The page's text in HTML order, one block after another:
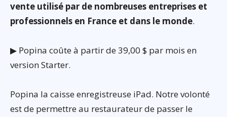
vente utilisé par de nombreuses entreprises et
professionnels en France et dans le monde.
▶ Popina coûte à partir de 39,00 $ par mois en
version Starter.
Popina la caisse enregistreuse iPad. Notre volonté
est de permettre au restaurateur de passer le